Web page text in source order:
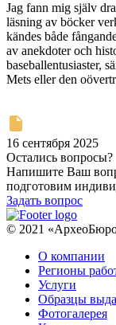
Jag fann mig själv
läsning av böcker
kändes både
av anekdoter och
baseballentusiaster,
Mets eller den
16 сентября 2025
Остались вопросы?
Напишите Ваш
подготовим
Задать вопрос
© 2021
О компании
Регионы
Услуги
Образцы
Фотогалерея